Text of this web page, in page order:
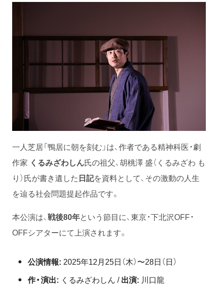
一人芝居「鴨居に朝を刻む」は、作者である精神科医・劇
作家 くるみざわしん氏の祖父、胡桃澤 盛（くるみざわ も
り）氏が書き遺した日記を資料として、その激動の人生
を辿る社会問題提起作品です。
本公演は、戦後80年という節目に、東京・下北沢OFF・
OFFシアターにて上演されます。
公演情報: 2025年12月25日（木）〜28日（日）
作・演出: くるみざわしん /出演: 川口龍